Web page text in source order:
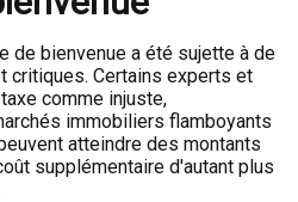
de bienvenue a été sujette à de
critiques. Certains experts et
comme injuste,
immobiliers flamboyants
atteindre des montants
supplémentaire d'autant plus